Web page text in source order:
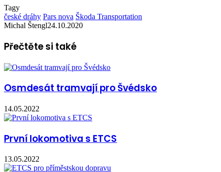
Tagy
české dráhy Pars nova Škoda Transportation
Michal Štengl24.10.2020
Přečtěte si také
Osmdesát tramvají pro Švédsko
14.05.2022
První lokomotiva s ETCS
13.05.2022